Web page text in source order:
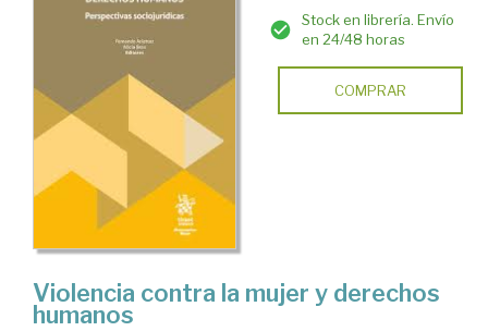
Stock en librería. Envío
en 24/48 horas
COMPRAR
Violencia contra la mujer y derechos
humanos